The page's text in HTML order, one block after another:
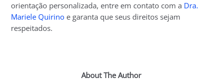
orientação personalizada, entre em contato com a Dra.
Mariele Quirino e garanta que seus direitos sejam
respeitados.
About The Author